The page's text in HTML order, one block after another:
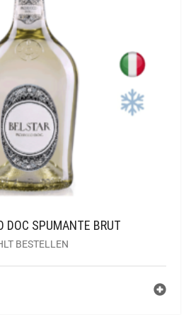
DOC SPUMANTE BRUT
BESTELLEN